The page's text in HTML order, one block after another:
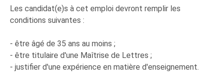
Les candidat(e)s à cet emploi devront remplir les
conditions suivantes :
- être âgé de 35 ans au moins ;
- être titulaire d'une Maîtrise de Lettres ;
- justifier d'une expérience en matière d'enseignement.